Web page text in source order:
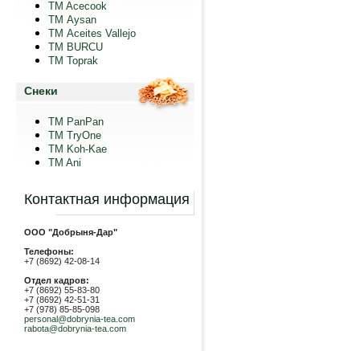
TM Acecook
ТМ Aysan
ТМ Aceites Vallejo
TM BURCU
TM Toprak
Снеки
TM PanPan
ТМ TryOne
ТМ Koh-Kae
TM Ani
Контактная информация
ООО "Добрыня-Дар"
Телефоны:
+7 (8692) 42-08-14
Отдел кадров:
+7 (8692) 55-83-80
+7 (8692) 42-51-31
+7 (978) 85-85-098
personal@dobrynia-tea.com
rabota@dobrynia-tea.com